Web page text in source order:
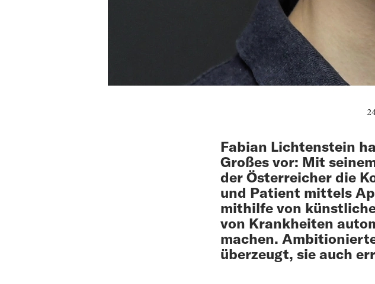
Fabian Lichtenstein
Großes vor: Mit
der Österreicher die
und Patient mittels
mithilfe von
von Krankheiten
machen.
überzeugt, sie auch